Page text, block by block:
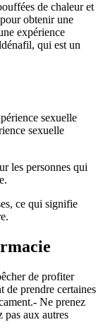
de chaleur et
obtenir une
expérience
qui est un
sexuelle
sexuelle
les personnes qui
ce qui signifie
de profiter
de prendre certaines
Ne prenez
pas aux autres